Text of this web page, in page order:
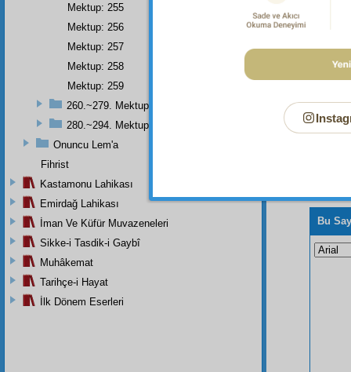
Bu
Mektup: 255
Mektup: 256
Mektup: 257
Mektup: 258
Mektup: 259
260.~279. Mektuplar
280.~294. Mektuplar
Onuncu Lem'a
Fihrist
Kastamonu Lahikası
Emirdağ Lahikası
İman Ve Küfür Muvazeneleri
Sikke-i Tasdik-i Gaybî
Muhâkemat
Tarihçe-i Hayat
İlk Dönem Eserleri